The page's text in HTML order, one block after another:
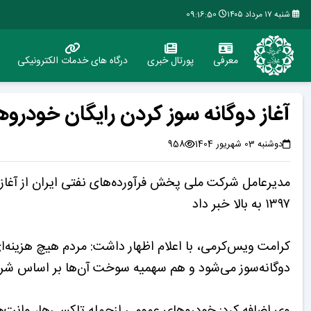
شنبه ۱۷ مرداد ۱۴۰۵ 09:16:50
معرفی پورتال خبری درگاه های خدمات الکترونیکی
آغاز دوگانه سوز کردن رایگان
دوشنبه 03 شهریور 1404 958
مدیرعامل شرکت ملی پخش فرآورده‌های نفتی ایران از
۱۳۹۷ به بالا خبر داد
کرامت ویس‌کرمی، با اعلام اظهار داشت: مردم هیچ
دوگانه‌سوز می‌شود و هم سهمیه سوخت آن‌ها بر اساس